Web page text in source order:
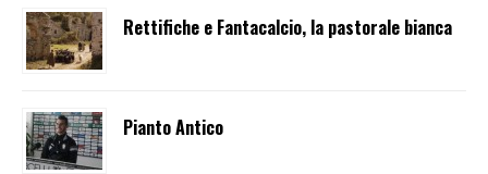
Rettifiche e Fantacalcio, la pastorale bianca
Pianto Antico